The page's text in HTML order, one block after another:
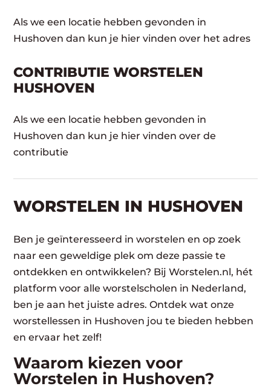
Als we een locatie hebben gevonden in
Hushoven dan kun je hier vinden over het adres
CONTRIBUTIE WORSTELEN
HUSHOVEN
Als we een locatie hebben gevonden in
Hushoven dan kun je hier vinden over de
contributie
WORSTELEN​ IN HUSHOVEN
Ben je geïnteresseerd in worstelen en op zoek
naar een geweldige plek om deze passie te
ontdekken en ontwikkelen? Bij Worstelen.nl, hét
platform voor alle worstelscholen in Nederland,
ben je aan het juiste adres. Ontdek wat onze
worstellessen in Hushoven jou te bieden hebben
en ervaar het zelf!
Waarom kiezen voor
Worstelen in Hushoven?